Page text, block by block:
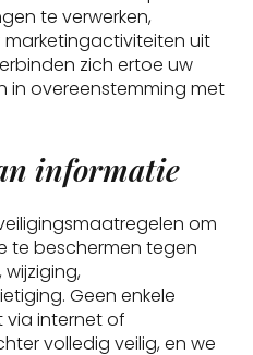
te verwerken,
uit
zich ertoe uw
in overeenstemming met
informatie
om
te beschermen tegen
Geen enkele
internet of
volledig veilig, en we